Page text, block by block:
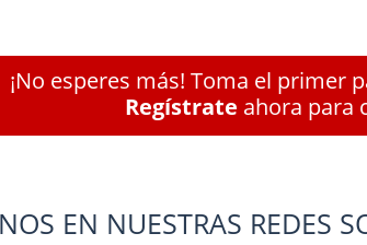
¡No esperes más! Toma el primer
Regístrate ahora para
EN NUESTRAS REDES